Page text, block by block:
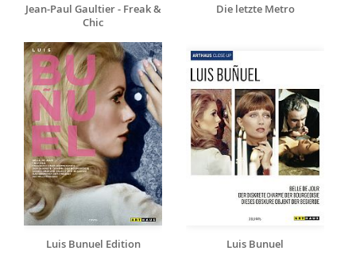
Jean-Paul Gaultier - Freak &
Chic
Die letzte Metro
Luis Bunuel Edition Luis Bunuel